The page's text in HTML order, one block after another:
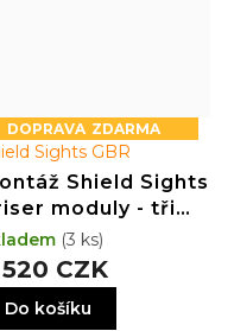
ZDARMA
Sights GBR
Shield Sights
moduly - tři
- HLINÍK
CZK
Do košíku
(3 ks)